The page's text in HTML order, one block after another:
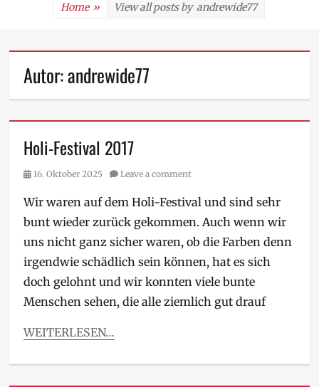
Home » View all posts byandrewide77
Autor:andrewide77
Holi-Festival 2017
Posted
16. Oktober 2025 Leave a comment
Wir waren auf dem Holi-Festival und sind sehr
bunt wieder zurück gekommen. Auch wenn wir
uns nicht ganz sicher waren, ob die Farben denn
irgendwie schädlich sein können, hat es sich
doch gelohnt und wir konnten viele bunte
Menschen sehen, die alle ziemlich gut drauf
WEITERLESEN…